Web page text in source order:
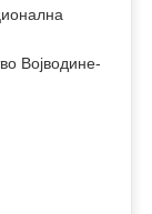
Војводине-